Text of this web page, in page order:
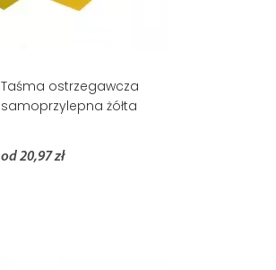
Taśma ostrzegawcza
samoprzylepna żółta
od 20,97 zł